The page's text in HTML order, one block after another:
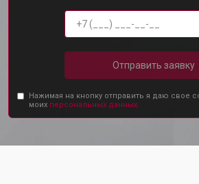
Отправить заявку
Нажимая на кнопку отправить я даю свое
моих персональных данных.